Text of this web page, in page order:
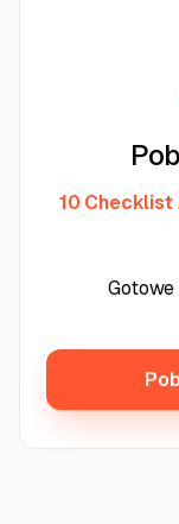
10 Checklist